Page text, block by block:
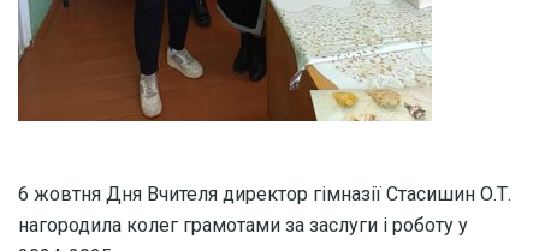
6 жовтня Дня Вчителя директор гімназії Стасишин О.Т.
нагородила колег грамотами за заслуги і роботу у